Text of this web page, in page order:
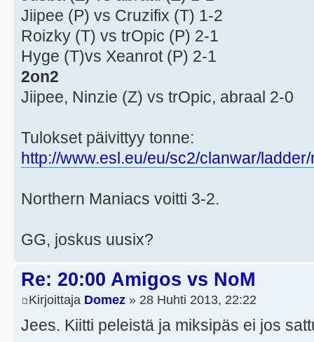
Jiipee (P) vs Cruzifix (T) 1-2
Roizky (T) vs trOpic (P) 2-1
Hyge (T)vs Xeanrot (P) 2-1
2on2
Jiipee, Ninzie (Z) vs trOpic, abraal 2-0
Tulokset päivittyy tonne:
http://www.esl.eu/eu/sc2/clanwar/
Northern Maniacs voitti 3-2.
GG, joskus uusix?
Re: 20:00 Amigos vs NoM
Kirjoittaja Domez » 28 Huhti 2013, 22:22
Jees. Kiitti peleistä ja miksipäs ei jos